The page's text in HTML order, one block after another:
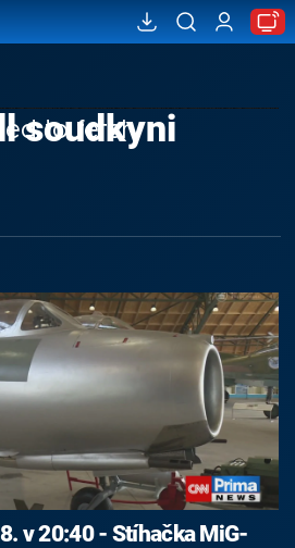
to fetch
soudkyni
v 20:40 - Stíhačka MiG-